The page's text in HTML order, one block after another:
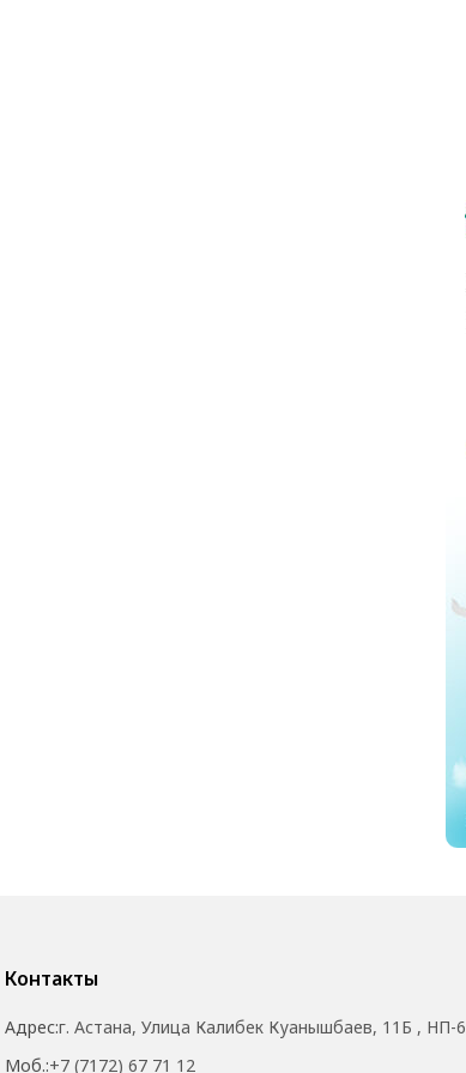
Контакты
Адрес:г. Астана, Улица Калибек Куанышбаев, 11Б , НП-6
Моб.:+7 (7172) 67 71 12